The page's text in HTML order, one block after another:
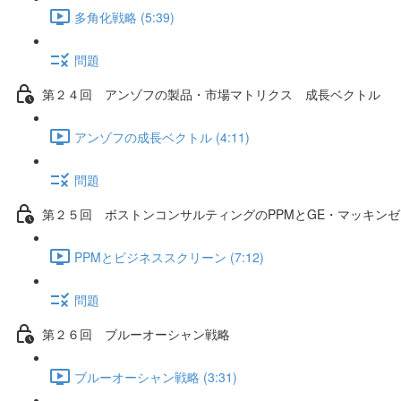
多角化戦略 (5:39)
問題
第２４回 アンゾフの製品・市場マトリクス 成長ベクトル
アンゾフの成長ベクトル (4:11)
問題
第２５回 ボストンコンサルティングのPPMとGE・マッキン
PPMとビジネススクリーン (7:12)
問題
第２６回 ブルーオーシャン戦略
ブルーオーシャン戦略 (3:31)